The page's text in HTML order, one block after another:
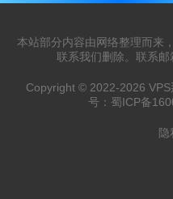
本站部分内容由网络整理而来
联系我们删除。联系邮
Copyright © 2022-2026
号： 蜀ICP备
隐